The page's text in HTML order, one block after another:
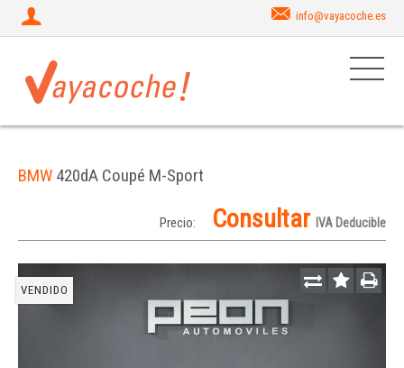
info@vayacoche.es
BMW 420dA Coupé M-Sport
Precio: Consultar IVA Deducible
VENDIDO